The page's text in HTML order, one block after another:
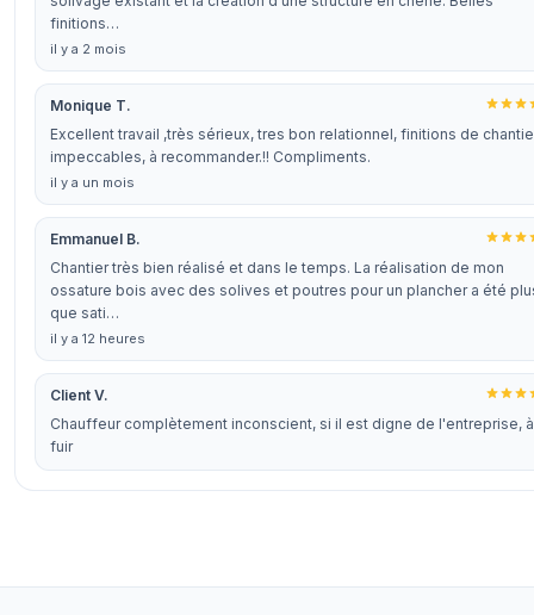
finitions…
il y a 2 mois
Monique T.
Excellent travail ,très sérieux, tres bon relationnel, finitions de
impeccables, à recommander.!! Compliments.
il y a un mois
Emmanuel B.
Chantier très bien réalisé et dans le temps. La réalisation de mon
ossature bois avec des solives et poutres pour un plancher a été
que sati…
il y a 12 heures
Client V.
Chauffeur complètement inconscient, si il est digne de l'entreprise, à
fuir